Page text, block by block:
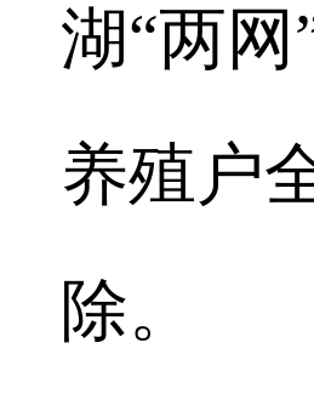
湖“两网
养殖户
除。